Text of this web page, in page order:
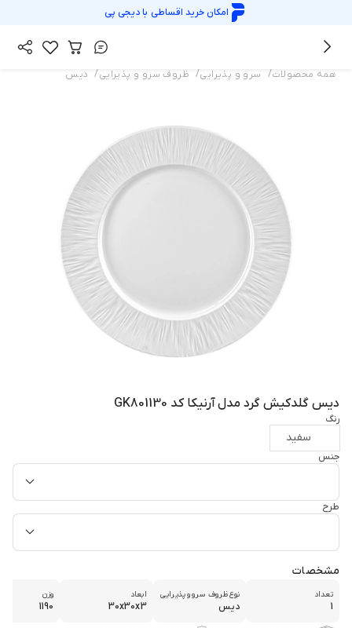
امکان خرید اقساطی بادیجی پی
همه محصولات/ سرو و پذیرایی/ ظروف سرو و پذیرایی/ دیس
دیس گلدکیش گرد مدل آرنیکا کد GK801130
رنگ
سفید
جنس
طرح
مشخصات
تعداد
1
نوع ظروف سرو و پذیرایی
دیس
ابعاد
30x30x3
وزن
1190